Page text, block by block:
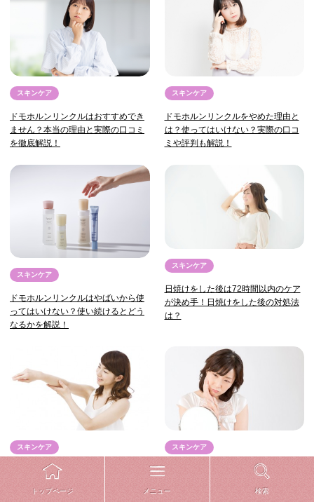
トップページ メニュー 検索
スキンケア
ドモホルンリンクルはおすすめでき
ません？本当の理由と実際の口コミ
を徹底解説！
スキンケア
ドモホルンリンクルをやめた理由と
は？使ってはいけない？実際の口コ
ミや評判も解説！
スキンケア
ドモホルンリンクルはやばいから使
ってはいけない？使い続けるとどう
なるかを解説！
スキンケア
日焼けをした後は72時間以内のケア
が決め手！日焼けをした後の対処法
は？
スキンケア
知っていそうで知らない、ほくろの
スキンケア
顔のむくみの応急処置！ 忙しい朝